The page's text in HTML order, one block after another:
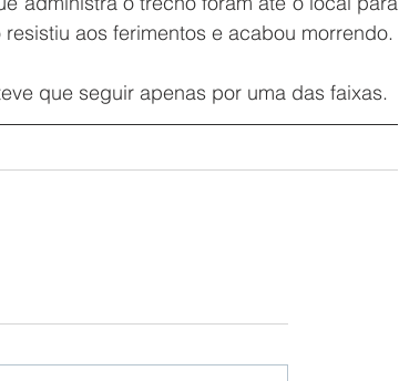
que seguir apenas por uma das faixas.